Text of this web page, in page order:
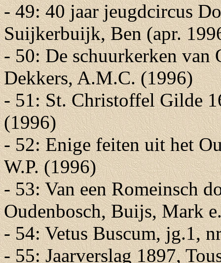
- 49: 40 jaar jeugdcircus
Suijkerbuijk, Ben (apr.
- 50: De schuurkerken van
Dekkers, A.M.C. (1996)
- 51: St. Christoffel Gilde
(1996)
- 52: Enige feiten uit het
W.P. (1996)
- 53: Van een Romeinsch
Oudenbosch, Buijs, Mark
- 54: Vetus Buscum, jg.1,
- 55: Jaarverslag 1897,